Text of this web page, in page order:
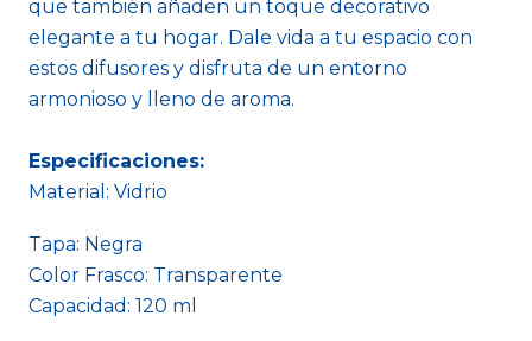
que también añaden un toque decorativo
elegante a tu hogar. Dale vida a tu espacio con
estos difusores y disfruta de un entorno
armonioso y lleno de aroma.
Especificaciones:
Material: Vidrio
Tapa: Negra
Color Frasco: Transparente
Capacidad: 120 ml